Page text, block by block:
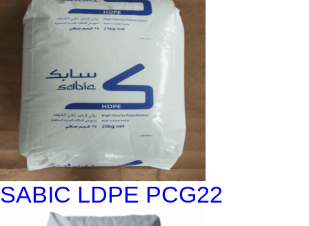
SABIC LDPE PCG22